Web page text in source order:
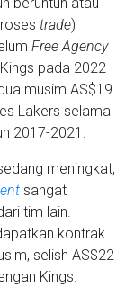
beruntun atau
trade)
Free Agency
pada 2022
musim AS$19
Lakers selama
2017-2021.
meningkat,
sangat
tim lain.
kontrak
selish AS$22
Kings.